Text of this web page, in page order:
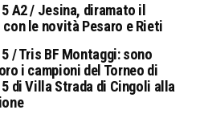
A2 / Jesina, diramato il
con le novità Pesaro e Rieti
/ Tris BF Montaggi: sono
i campioni del Torneo di
di Villa Strada di Cingoli alla